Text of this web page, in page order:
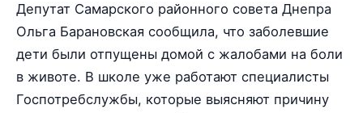
Депутат Самарского районного совета Днепра
Ольга Барановская сообщила, что заболевшие
дети были отпущены домой с жалобами на боли
в животе. В школе уже работают специалисты
Госпотребслужбы, которые выясняют причину